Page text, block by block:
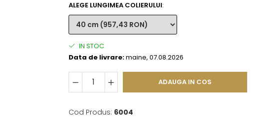
ALEGE LUNGIMEA COLIERULUI:
IN STOC
Data de livrare:maine, 07.08.2026
ADAUGA IN COS
Cod Produs: 6004